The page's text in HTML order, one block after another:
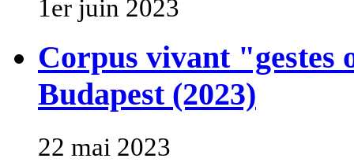
1er juin 2023
Corpus vivant
Budapest (2023)
22 mai 2023